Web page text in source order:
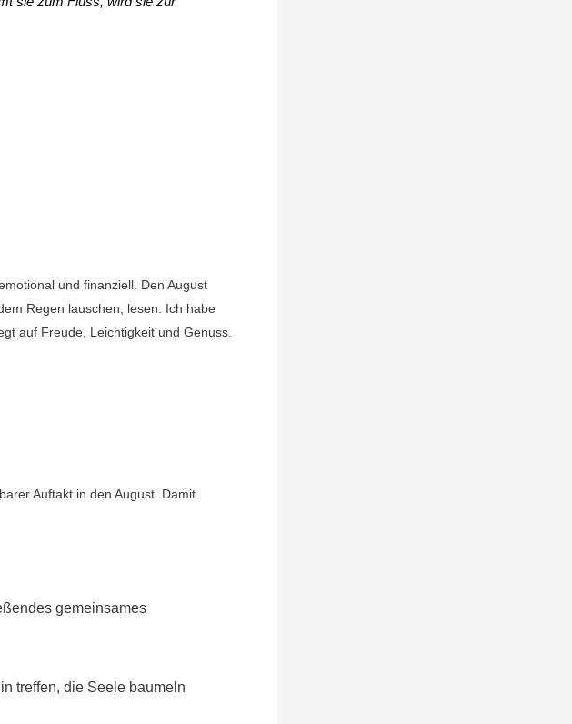
und finanziell. Den August
Regen lauschen, lesen. Ich habe
auf Freude, Leichtigkeit und Genuss.
Auftakt in den August. Damit
gemeinsames
treffen, die Seele baumeln